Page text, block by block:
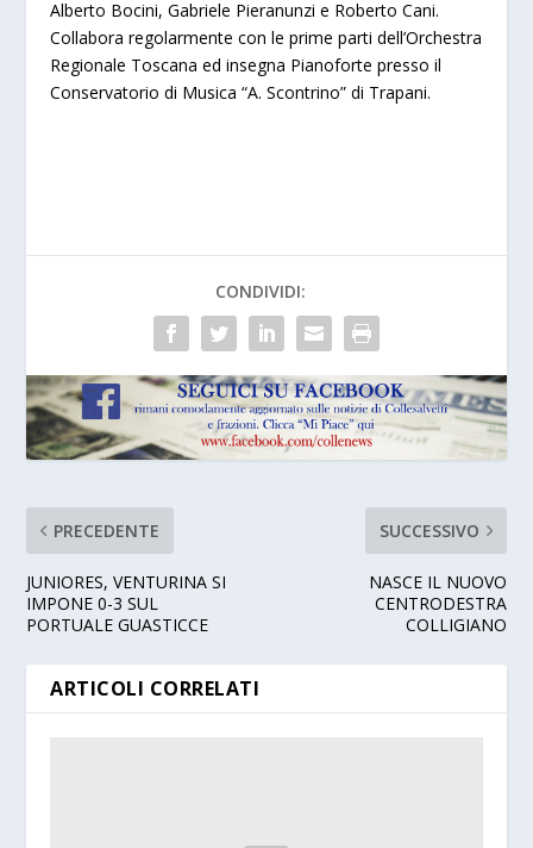
Alberto Bocini, Gabriele Pieranunzi e Roberto Cani.
Collabora regolarmente con le prime parti dell’Orchestra
Regionale Toscana ed insegna Pianoforte presso il
Conservatorio di Musica “A. Scontrino” di Trapani.
CONDIVIDI:
PRECEDENTE
JUNIORES, VENTURINA SI
IMPONE 0-3 SUL
PORTUALE GUASTICCE
SUCCESSIVO
NASCE IL NUOVO
CENTRODESTRA
COLLIGIANO
ARTICOLI CORRELATI